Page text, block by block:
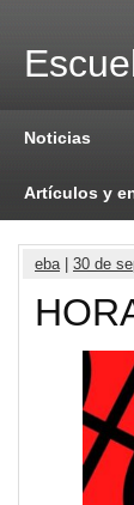
Noticias
Artículos y
eba| 30 de